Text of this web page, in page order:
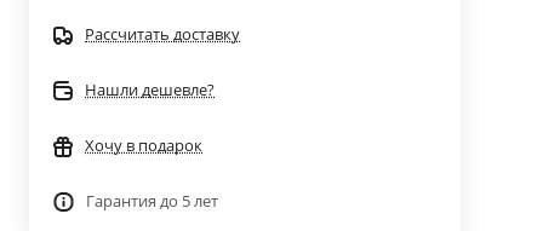
Рассчитать доставку
Нашли дешевле?
Хочу в подарок
Гарантия до 5 лет